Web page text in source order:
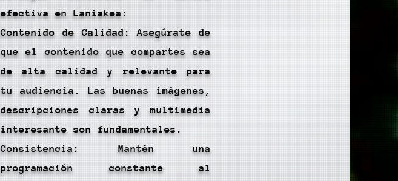
efectiva en Laniakea:
Contenido de Calidad: Asegúrate de
que el contenido que compartes sea
de alta calidad y relevante para
tu audiencia. Las buenas imágenes,
descripciones claras y multimedia
interesante son fundamentales.
Consistencia: Mantén una
programación constante al